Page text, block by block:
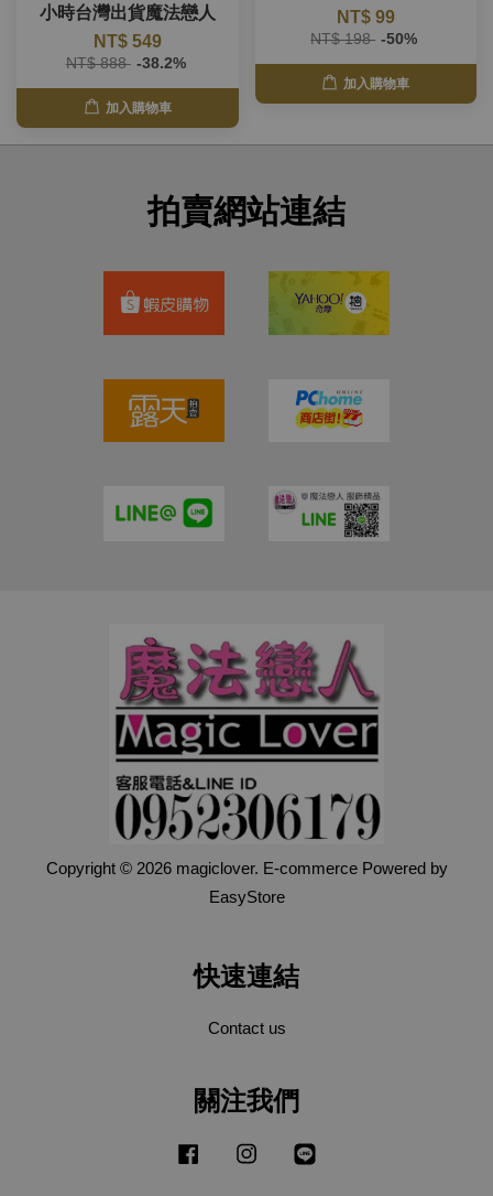
小時台灣出貨魔法戀人
NT$ 549
NT$ 888 -38.2%
加入購物車
NT$ 99
NT$ 198 -50%
加入購物車
拍賣網站連結
Copyright © 2026 magiclover. E-commerce Powered by
EasyStore
快速連結
Contact us
關注我們
Facebook Instagram